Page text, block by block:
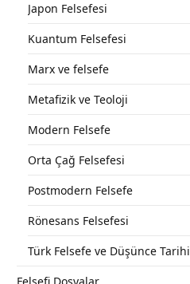
Japon Felsefesi
Kuantum Felsefesi
Marx ve felsefe
Metafizik ve Teoloji
Modern Felsefe
Orta Çağ Felsefesi
Postmodern Felsefe
Rönesans Felsefesi
Türk Felsefe ve Düşünce Tarihi